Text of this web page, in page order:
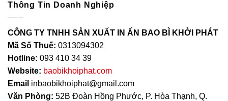
Thông Tin Doanh Nghiệp
CÔNG TY TNHH SẢN XUẤT IN ẤN BAO BÌ KHỞI PHÁT
Mã Số Thuế: 0313094302
Hotline: 093 410 34 39
Website: baobikhoiphat.com
Email inbaobikhoiphat@gmail.com
Văn Phòng: 52B Đoàn Hồng Phước, P. Hòa Thạnh, Q.